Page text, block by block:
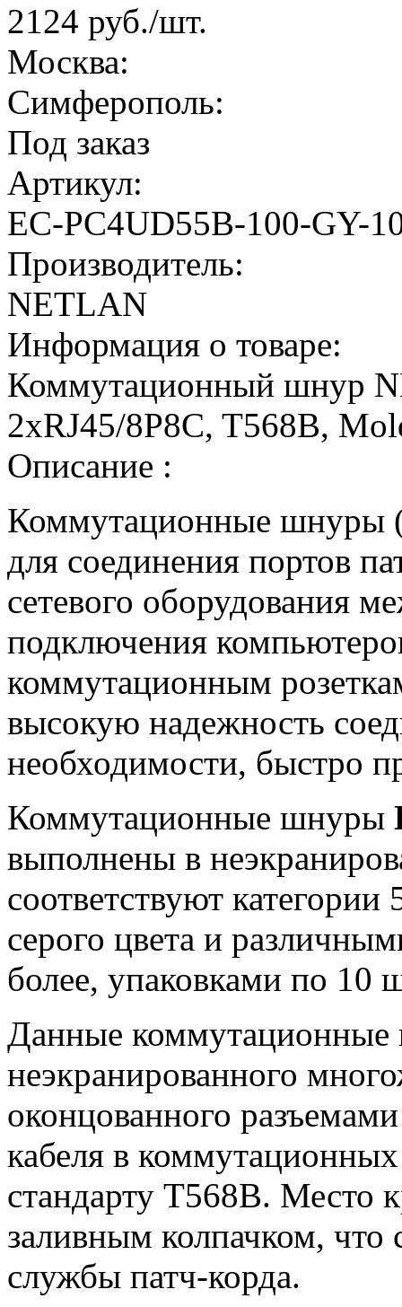
2124 руб./шт.
Москва:
Симферополь:
Под заказ
Артикул:
EC-PC4UD55B-100-GY-
Производитель:
NETLAN
Информация о товаре:
Коммутационный шнур
2хRJ45/8P8C, T568B,
Описание :
Коммутационные шнуры
для соединения портов
сетевого оборудования
подключения
коммутационным
высокую надежность
необходимости, быстро
Коммутационные шнуры
выполнены в
соответствуют
серого цвета и
более, упаковками по 10
Данные коммутационные
неэкранированного
оконцованного
кабеля в
стандарту T568B. Место
заливным колпачком, что
службы патч-корда.